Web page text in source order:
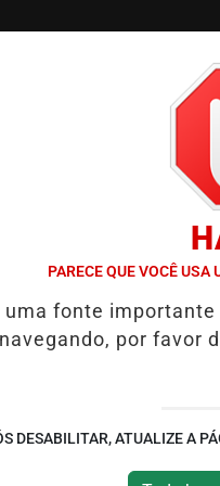
CANAL RPJ
REPORTAGEM APÓS
ao
dos
PARECE QUE VOCÊ USA
fonte
por favor
DESABILITAR, ATUALIZE A